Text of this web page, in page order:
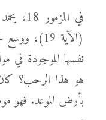
في
نفسها الموجودة في
هو هذا الرحب؟
بأرض الموعد. فهو